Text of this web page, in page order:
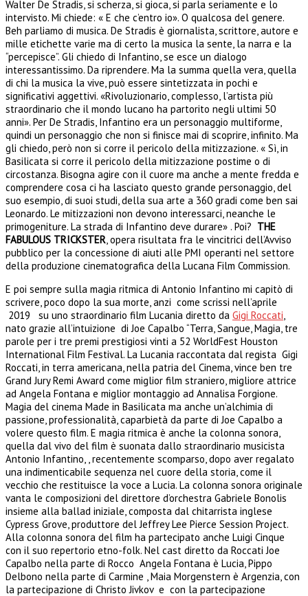
Walter De Stradis, si scherza, si gioca, si parla seriamente e lo
intervisto. Mi chiede: « E che c’entro io». O qualcosa del genere.
Beh parliamo di musica. De Stradis è giornalista, scrittore, autore e
mille etichette varie ma di certo la musica la sente, la narra e la
“percepisce”. Gli chiedo di Infantino, se esce un dialogo
interessantissimo. Da riprendere. Ma la summa quella vera, quella
di chi la musica la vive, può essere sintetizzata in pochi e
significativi aggettivi. «Rivoluzionario, complesso, l’artista più
straordinario che il mondo lucano ha partorito negli ultimi 50
anni». Per De Stradis, Infantino era un personaggio multiforme,
quindi un personaggio che non si finisce mai di scoprire, infinito. Ma
gli chiedo, però non si corre il pericolo della mitizzazione. « Sì, in
Basilicata si corre il pericolo della mitizzazione postime o di
circostanza. Bisogna agire con il cuore ma anche a mente fredda e
comprendere cosa ci ha lasciato questo grande personaggio, del
suo esempio, di suoi studi, della sua arte a 360 gradi come ben sai
Leonardo. Le mitizzazioni non devono interessarci, neanche le
primogeniture. La strada di Infantino deve durare» . Poi? THE
FABULOUS TRICKSTER, opera risultata fra le vincitrici dell’Avviso
pubblico per la concessione di aiuti alle PMI operanti nel settore
della produzione cinematografica della Lucana Film Commission.
E poi sempre sulla magia ritmica di Antonio Infantino mi capitò di
scrivere, poco dopo la sua morte, anzi come scrissi nell’aprile
2019 su uno straordinario film Lucania diretto da Gigi Roccati,
nato grazie all’intuizione di Joe Capalbo “Terra, Sangue, Magia, tre
parole per i tre premi prestigiosi vinti a 52 WorldFest Houston
International Film Festival. La Lucania raccontata dal regista Gigi
Roccati, in terra americana, nella patria del Cinema, vince ben tre
Grand Jury Remi Award come miglior film straniero, migliore attrice
ad Angela Fontana e miglior montaggio ad Annalisa Forgione.
Magia del cinema Made in Basilicata ma anche un’alchimia di
passione, professionalità, caparbietà da parte di Joe Capalbo a
volere questo film. E magia ritmica è anche la colonna sonora,
quella dal vivo del film è suonata dallo straordinario musicista
Antonio Infantino, , recentemente scomparso, dopo aver regalato
una indimenticabile sequenza nel cuore della storia, come il
vecchio che restituisce la voce a Lucia. La colonna sonora originale
vanta le composizioni del direttore d’orchestra Gabriele Bonolis
insieme alla ballad iniziale, composta dal chitarrista inglese
Cypress Grove, produttore del Jeffrey Lee Pierce Session Project.
Alla colonna sonora del film ha partecipato anche Luigi Cinque
con il suo repertorio etno-folk. Nel cast diretto da Roccati Joe
Capalbo nella parte di Rocco Angela Fontana è Lucia, Pippo
Delbono nella parte di Carmine , Maia Morgenstern è Argenzia, con
la partecipazione di Christo Jivkov e con la partecipazione